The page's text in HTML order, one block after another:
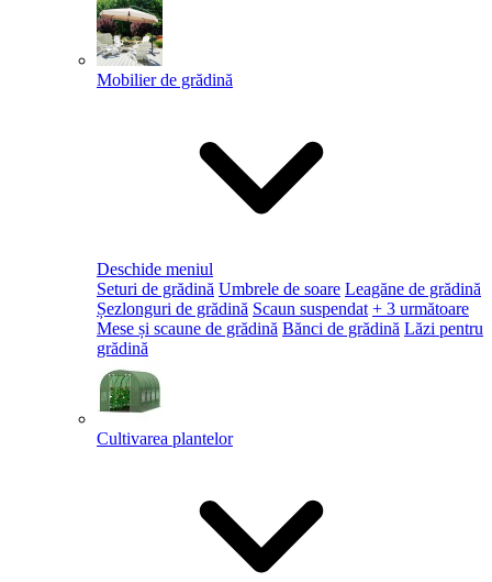
Mobilier de grădină
Deschide meniul
Seturi de grădină Umbrele de soare Leagăne de grădină
Șezlonguri de grădină Scaun suspendat + 3 următoare
Mese și scaune de grădină Bănci de grădină Lăzi pentru
grădină
Cultivarea plantelor